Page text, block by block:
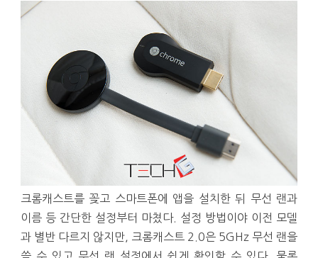
크롬캐스트를 꽂고 스마트폰에 앱을 설치한 뒤 무선 랜과
이름 등 간단한 설정부터 마쳤다. 설정 방법이야 이전 모델
과 별반 다르지 않지만, 크롬캐스트 2.0은 5GHz 무선 랜을